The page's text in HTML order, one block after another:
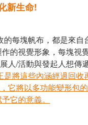
新生命!
的每塊帆布，都是來自
的視覺形象，每塊視
人/活動與發起人想傳
是將這些內涵經過回收
它將以多功能變形包
它的意義。